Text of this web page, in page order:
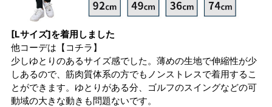
[Lサイズ]を着用しました
他コーデは 【コチラ】
少しゆとりのあるサイズ感でした。薄めの生地で伸縮性が少
しあるので、筋肉質体系の方でもノンストレスで着用するこ
とができます。ゆとりがある分、ゴルフのスイングなどの可
動域の大きな動きも問題ないです。